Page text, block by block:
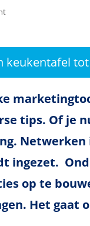
keukentafel
tips. Of je
ingezet.
op te
Het gaat